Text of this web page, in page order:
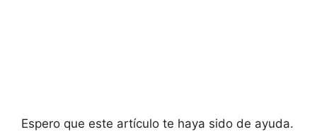
Espero que este artículo te haya sido de ayuda.